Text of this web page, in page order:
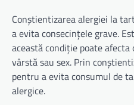
Conștientizarea alergiei la
a evita consecințele grave.
această condiție poate
vârstă sau sex. Prin
pentru a evita consumul de
alergice.